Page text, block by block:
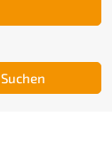
Suchen